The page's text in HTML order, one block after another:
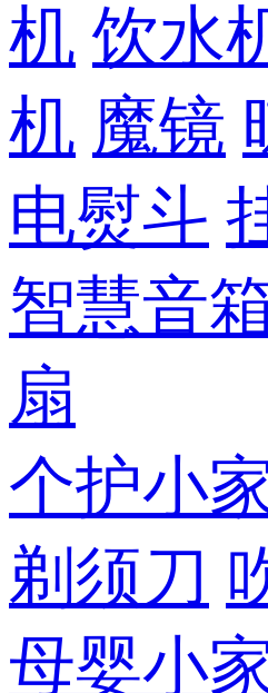
机 饮水
机 魔镜
电熨斗
智慧音
扇
个护小
剃须刀
母婴小